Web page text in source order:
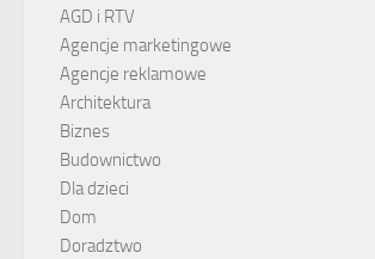
AGD i RTV
Agencje marketingowe
Agencje reklamowe
Architektura
Biznes
Budownictwo
Dla dzieci
Dom
Doradztwo